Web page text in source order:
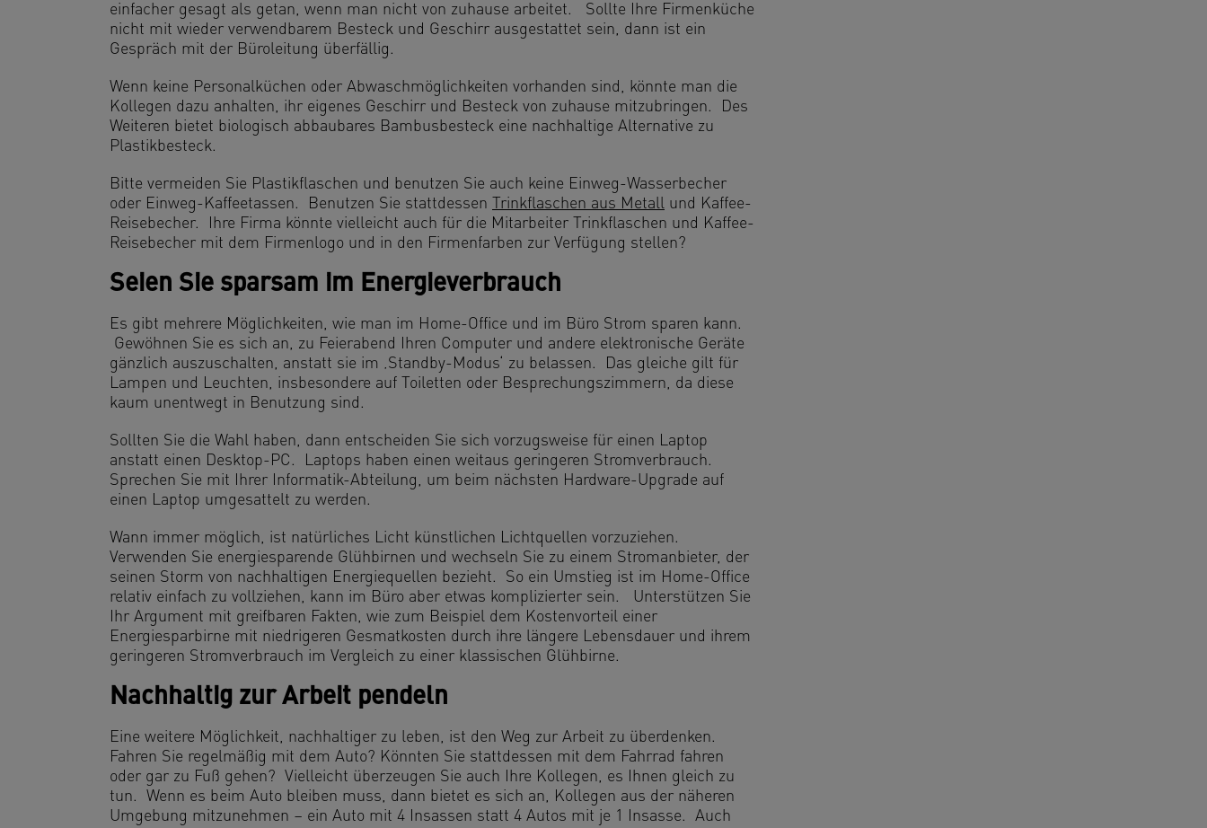
einfacher gesagt als getan, wenn man nicht von zuhause arbeitet. Sollte Ihre Firmenküche
nicht mit wieder verwendbarem Besteck und Geschirr ausgestattet sein, dann ist ein
Gespräch mit der Büroleitung überfällig.
Wenn keine Personalküchen oder Abwaschmöglichkeiten vorhanden sind, könnte man die
Kollegen dazu anhalten, ihr eigenes Geschirr und Besteck von zuhause mitzubringen. Des
Weiteren bietet biologisch abbaubares Bambusbesteck eine nachhaltige Alternative zu
Plastikbesteck.
Bitte vermeiden Sie Plastikflaschen und benutzen Sie auch keine Einweg-Wasserbecher
oder Einweg-Kaffeetassen. Benutzen Sie stattdessen
Trinkflaschen aus Metall und Kaffee-
Reisebecher. Ihre Firma könnte vielleicht auch für die Mitarbeiter Trinkflaschen und Kaffee-
Reisebecher mit dem Firmenlogo und in den Firmenfarben zur Verfügung stellen?
Seien Sie sparsam im Energieverbrauch
Es gibt mehrere Möglichkeiten, wie man im Home-Office und im Büro Strom sparen kann.
Gewöhnen Sie es sich an, zu Feierabend Ihren Computer und andere elektronische Geräte
gänzlich auszuschalten, anstatt sie im ‚Standby-Modus‘ zu belassen. Das gleiche gilt für
Lampen und Leuchten, insbesondere auf Toiletten oder Besprechungszimmern, da diese
kaum unentwegt in Benutzung sind.
Sollten Sie die Wahl haben, dann entscheiden Sie sich vorzugsweise für einen Laptop
anstatt einen Desktop-PC. Laptops haben einen weitaus geringeren Stromverbrauch.
Sprechen Sie mit Ihrer Informatik-Abteilung, um beim nächsten Hardware-Upgrade auf
einen Laptop umgesattelt zu werden.
Wann immer möglich, ist natürliches Licht künstlichen Lichtquellen vorzuziehen.
Verwenden Sie energiesparende Glühbirnen und wechseln Sie zu einem Stromanbieter, der
seinen Storm von nachhaltigen Energiequellen bezieht. So ein Umstieg ist im Home-Office
relativ einfach zu vollziehen, kann im Büro aber etwas komplizierter sein. Unterstützen Sie
Ihr Argument mit greifbaren Fakten, wie zum Beispiel dem Kostenvorteil einer
Energiesparbirne mit niedrigeren Gesmatkosten durch ihre längere Lebensdauer und ihrem
geringeren Stromverbrauch im Vergleich zu einer klassischen Glühbirne.
Nachhaltig zur Arbeit pendeln
Eine weitere Möglichkeit, nachhaltiger zu leben, ist den Weg zur Arbeit zu überdenken.
Fahren Sie regelmäßig mit dem Auto? Könnten Sie stattdessen mit dem Fahrrad fahren
oder gar zu Fuß gehen? Vielleicht überzeugen Sie auch Ihre Kollegen, es Ihnen gleich zu
tun. Wenn es beim Auto bleiben muss, dann bietet es sich an, Kollegen aus der näheren
Umgebung mitzunehmen – ein Auto mit 4 Insassen statt 4 Autos mit je 1 Insasse. Auch